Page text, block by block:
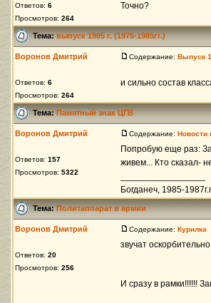
Ответов: 6
Просмотров: 264
Точно?
Тема:выпуск 1985 г. (1975-1985гг.)
Воронов Дмитрий
Ответов: 6
Просмотров: 264
Содержание: Выпуск
и сильно состав
Тема:Памятный знак ЦГВ
Воронов Дмитрий
Ответов: 157
Просмотров: 5322
Содержание: Новости
Попробую еще раз:
живем... Кто сказал-
Богданеч, 1985-
Тема:Политаппарат в армии
Воронов Дмитрий
Ответов: 20
Просмотров: 256
Содержание: Курилка
звучат
И сразу в рамки!!!!!!